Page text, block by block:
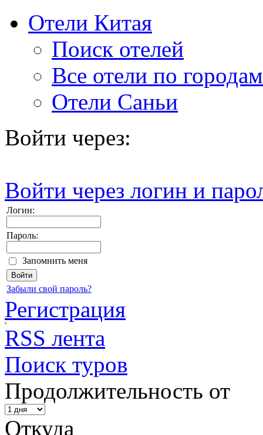
Отели Китая
Поиск отелей
Все отели по городам
Отели Саньи
Войти через:
Войти через логин и
Логин:
Пароль:
Запомнить меня
Забыли свой пароль?
Регистрация
RSS лента
Поиск туров
Продолжительность от
Откуда